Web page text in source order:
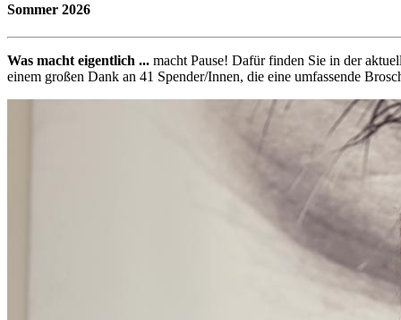
Sommer 2026
Was macht eigentlich ... macht Pause! Dafür finden Sie in der
einem großen Dank an 41 Spender/Innen, die eine umfassende